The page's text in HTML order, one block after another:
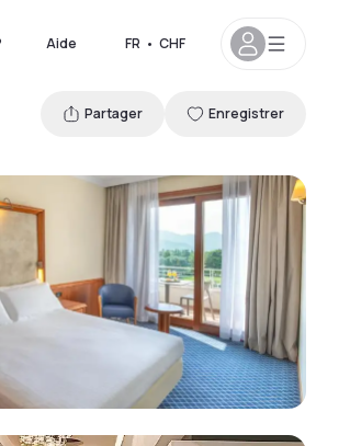
Aide FR • CHF
Partager Enregistrer